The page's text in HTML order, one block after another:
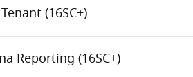
(16SC+)
Reporting (16SC+)